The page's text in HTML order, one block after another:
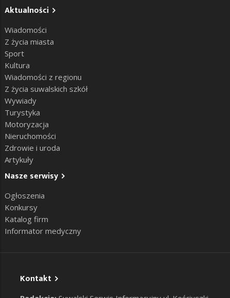
Aktualności
Wiadomości
Z życia miasta
Sport
Kultura
Wiadomości z regionu
Z życia suwalskich szkół
Wywiady
Turystyka
Motoryzacja
Nieruchomości
Zdrowie i uroda
Artykuły
Nasze serwisy
Ogłoszenia
Konkursy
Katalog firm
Informator medyczny
Kontakt